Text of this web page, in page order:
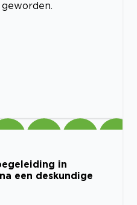
in
een deskundige